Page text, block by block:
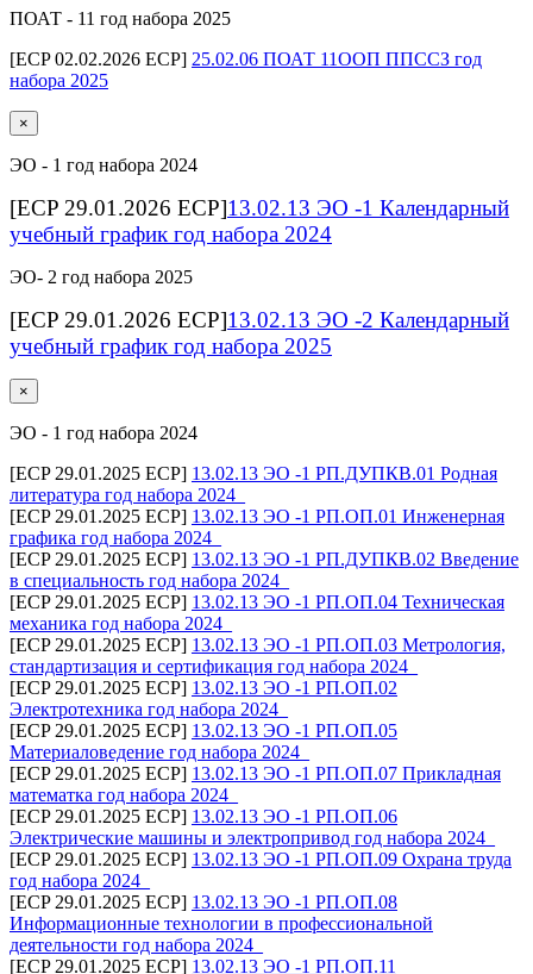
ПОАТ - 11 год набора 2025
[ECP 02.02.2026 ECP] 25.02.06 ПОАТ 11ООП ППССЗ год
набора 2025
×
ЭО - 1 год набора 2024
[ECP 29.01.2026 ECP]13.02.13 ЭО -1 Календарный
учебный график год набора 2024
ЭО- 2 год набора 2025
[ECP 29.01.2026 ECP]13.02.13 ЭО -2 Календарный
учебный график год набора 2025
×
ЭО - 1 год набора 2024
[ECP 29.01.2025 ECP] 13.02.13 ЭО -1 РП.ДУПКВ.01 Родная
литература год набора 2024_
[ECP 29.01.2025 ECP] 13.02.13 ЭО -1 РП.ОП.01 Инженерная
графика год набора 2024_
[ECP 29.01.2025 ECP] 13.02.13 ЭО -1 РП.ДУПКВ.02 Введение
в специальность год набора 2024_
[ECP 29.01.2025 ECP] 13.02.13 ЭО -1 РП.ОП.04 Техническая
механика год набора 2024_
[ECP 29.01.2025 ECP] 13.02.13 ЭО -1 РП.ОП.03 Метрология,
стандартизация и сертификация год набора 2024_
[ECP 29.01.2025 ECP] 13.02.13 ЭО -1 РП.ОП.02
Электротехника год набора 2024_
[ECP 29.01.2025 ECP] 13.02.13 ЭО -1 РП.ОП.05
Материаловедение год набора 2024_
[ECP 29.01.2025 ECP] 13.02.13 ЭО -1 РП.ОП.07 Прикладная
математка год набора 2024_
[ECP 29.01.2025 ECP] 13.02.13 ЭО -1 РП.ОП.06
Электрические машины и электропривод год набора 2024_
[ECP 29.01.2025 ECP] 13.02.13 ЭО -1 РП.ОП.09 Охрана труда
год набора 2024_
[ECP 29.01.2025 ECP] 13.02.13 ЭО -1 РП.ОП.08
Информационные технологии в профессиональной
деятельности год набора 2024_
[ECP 29.01.2025 ECP] 13.02.13 ЭО -1 РП.ОП.11